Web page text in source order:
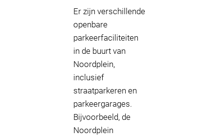
Er zijn verschillende
openbare
parkeerfaciliteiten
in de buurt van
Noordplein,
inclusief
straatparkeren en
parkeergarages.
Bijvoorbeeld, de
Noordplein